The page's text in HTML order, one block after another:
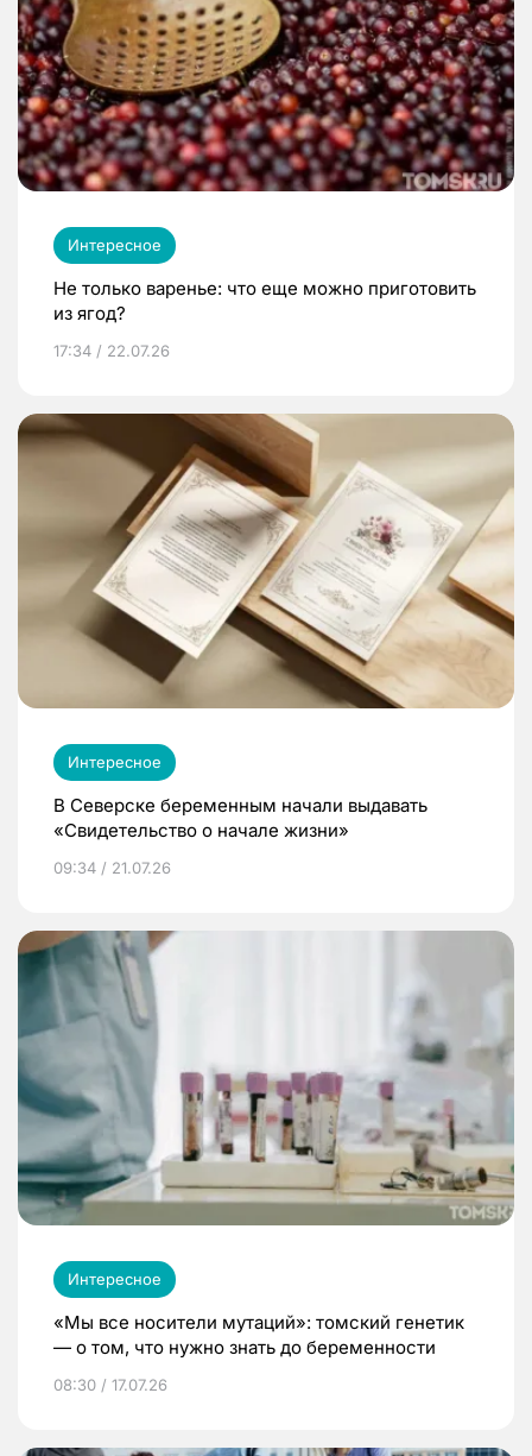
Интересное
Не только варенье: что еще можно приготовить
из ягод?
17:34 / 22.07.26
Интересное
В Северске беременным начали выдавать
«Свидетельство о начале жизни»
09:34 / 21.07.26
Интересное
«Мы все носители мутаций»: томский генетик
— о том, что нужно знать до беременности
08:30 / 17.07.26